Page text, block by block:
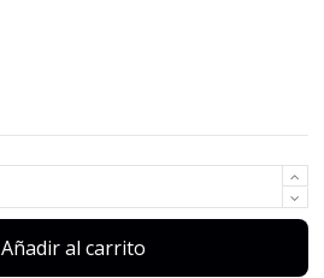
Añadir al carrito